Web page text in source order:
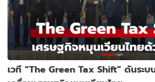
เวที “The Green Tax Shift” ดันระบ